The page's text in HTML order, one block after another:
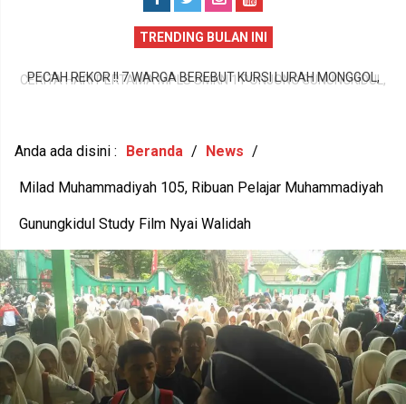
TRENDING BULAN INI
PECAH REKOR !! 7 WARGA BEREBUT KURSI LURAH MONGGOL,
Anda ada disini : Beranda / News /
Milad Muhammadiyah 105, Ribuan Pelajar Muhammadiyah
Gunungkidul Study Film Nyai Walidah